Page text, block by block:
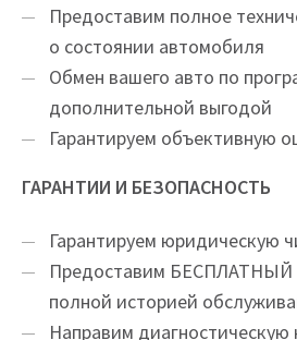
Предоставим полное
о состоянии автомобиля
Обмен вашего авто по
дополнительной выгодой
Гарантируем объективную
ГАРАНТИИ И БЕЗОПАСНОСТЬ
Гарантируем юридическую
Предоставим
полной историей
Направим диагностическую